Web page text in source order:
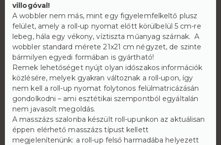
villogóval!
A wobbler nem más, mint egy figyelemfelkeltő plusz
felület, amely a roll-up nyomat előtt körülbelül 5 cm-re
lebeg, hála egy vékony, víztiszta műanyag szárnak. A
wobbler standard mérete 21x21 cm négyzet, de szinte
bármilyen egyedi formában is gyártható!
Remek lehetőséget nyújt olyan időszakos információk
közlésére, melyek gyakran változnak a roll-upon, így
nem kell a roll-up nyomat folytonos felülmatricázásán
gondolkodni – ami esztétikai szempontból egyáltalán
nem javasolt megoldás.
A masszázs szalonba készült roll-upunkon az aktuálisan
éppen elérhető masszázs típust kellett
megjelenítenünk: a roll-up felső harmadába helyezett